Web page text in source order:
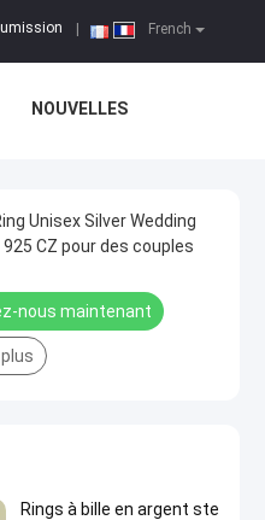
French
NOUVELLES
Unisex Silver Wedding
925 CZ pour des couples
nous maintenant
Rings à bille en argent ste